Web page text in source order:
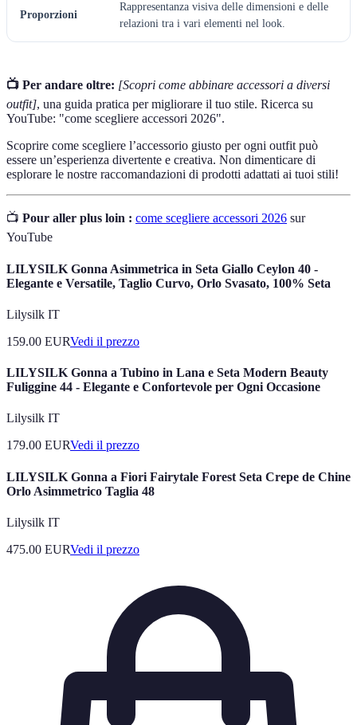
Proporzioni
Rappresentanza visiva delle dimensioni e delle
relazioni tra i vari elementi nel look.
📺 Per andare oltre: [Scopri come abbinare accessori a diversi
outfit], una guida pratica per migliorare il tuo stile. Ricerca su
YouTube: "come scegliere accessori 2026".
Scoprire come scegliere l’accessorio giusto per ogni outfit può
essere un’esperienza divertente e creativa. Non dimenticare di
esplorare le nostre raccomandazioni di prodotti adattati ai tuoi stili!
📺 Pour aller plus loin : come scegliere accessori 2026 sur
YouTube
LILYSILK Gonna Asimmetrica in Seta Giallo Ceylon 40 -
Elegante e Versatile, Taglio Curvo, Orlo Svasato, 100% Seta
Lilysilk IT
159.00 EURVedi il prezzo
LILYSILK Gonna a Tubino in Lana e Seta Modern Beauty
Fuliggine 44 - Elegante e Confortevole per Ogni Occasione
Lilysilk IT
179.00 EURVedi il prezzo
LILYSILK Gonna a Fiori Fairytale Forest Seta Crepe de Chine
Orlo Asimmetrico Taglia 48
Lilysilk IT
475.00 EURVedi il prezzo